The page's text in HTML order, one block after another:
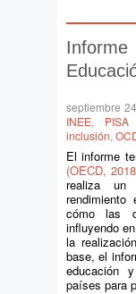
Informe
septiembre
INEE, PISA
inclusión,
El informe
(OECD,
realiza un
cómo las
influyendo
la
base, el
educación
países para